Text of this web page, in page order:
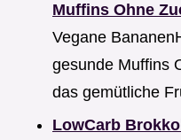
Muffins Ohne
Vegane
gesunde Muffins
das gemütliche
LowCarb